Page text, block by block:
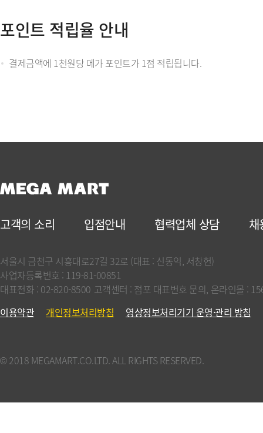
포인트 적립율 안내
결제금액에 1천원당 메가 포인트가 1점 적립됩니다.
고객의 소리 입점안내 협력업체 상담 채
서울시 금천구 시흥대로27길 32로 (대표 : 신동익, 서창헌)
사업자등록번호 : 119-81-00851
대표전화 : 02-820-8500 고객센터 : 점포 대표번호 문의, 온라인몰 :
이용약관
개인정보처리방침 영상정보처리기기 운영·관리 방침
© 2018 MEGAMART.CO.LTD. ALL RIGHTS RESERVED.